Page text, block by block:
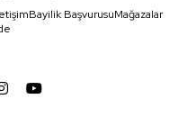
Bayilik BaşvurusuMağazalar